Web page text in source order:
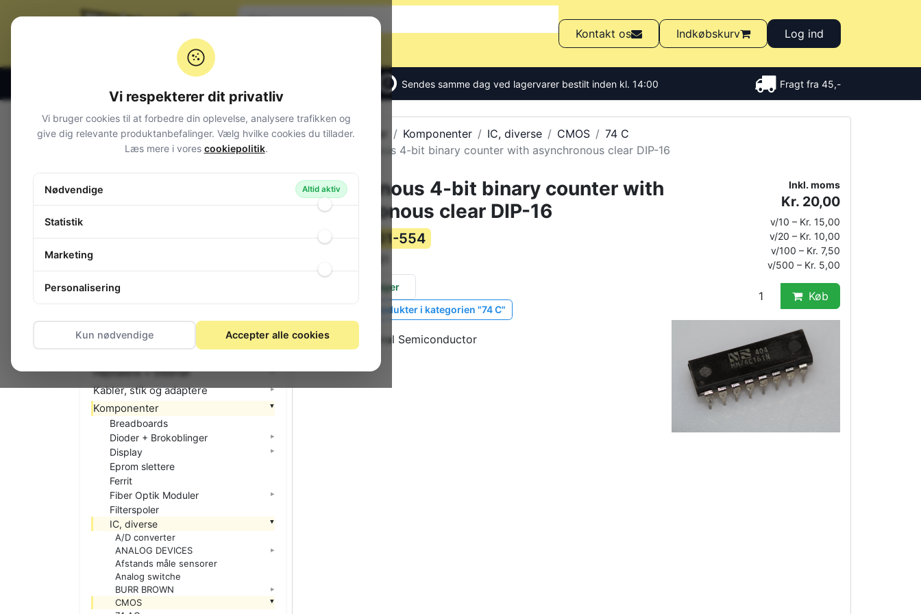
Kontakt os Indkøbskurv Log ind
Sendes samme dag ved lagervarer bestilt inden kl. 14:00 Fragt fra 45,-
Alle produkter Komponenter IC, diverse CMOS
74 C
Synchronous 4-bit binary counter with asynchronous clear DIP-16
Synchronous 4-bit binary counter with
asynchronous clear DIP-16
Varenummer: 131-554
på lager
Vis lignende produkter i kategorien "74 C"
Fabrikat: National Semiconductor
Inkl. moms
Kr. 20,00
v/10 – Kr. 15,00
v/20 – Kr. 10,00
v/100 – Kr. 7,50
v/500 – Kr. 5,00
Køb
Varegrupper
Audio
Computerudstyr
El-materiel (installation)
Foto
Højttalere + tilbehør
Kabler, stik og adaptere
Komponenter
Breadboards
Dioder + Brokoblinger
Display
Eprom slettere
Ferrit
Fiber Optik Moduler
Filterspoler
IC, diverse
A/D converter
ANALOG DEVICES
Afstands måle sensorer
Analog switche
BURR BROWN
CMOS
Vi respekterer dit privatliv
Vi bruger cookies til at forbedre din oplevelse, analysere trafikken og
give dig relevante produktanbefalinger. Vælg hvilke cookies du tillader.
Læs mere i vores cookiepolitik.
Nødvendige Altid aktiv
Statistik
Marketing
Personalisering
Kun nødvendige Accepter alle cookies